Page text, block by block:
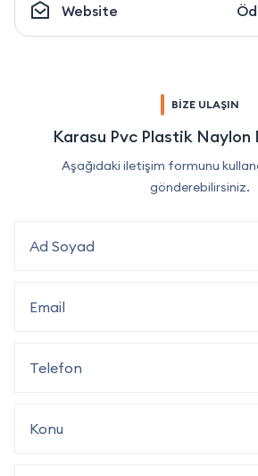
Website
BİZE ULAŞIN
Karasu Pvc Plastik Naylon
Aşağıdaki iletişim formunu
gönderebilirsiniz.